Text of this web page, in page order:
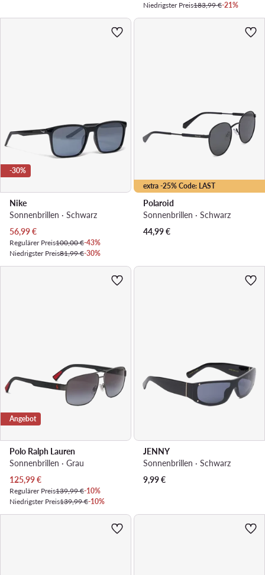
Niedrigster Preis183,99 €-21%
-30%
Nike
Sonnenbrillen · Schwarz
Aktueller Preis
56,99€
Regulärer Preis100,00 €-43%
Niedrigster Preis81,99 €-30%
extra -25% Code: LAST
Polaroid
Sonnenbrillen · Schwarz
44,99€
Angebot
Polo Ralph Lauren
Sonnenbrillen · Grau
Aktueller Preis
125,99€
Regulärer Preis139,99 €-10%
Niedrigster Preis139,99 €-10%
JENNY
Sonnenbrillen · Schwarz
9,99€